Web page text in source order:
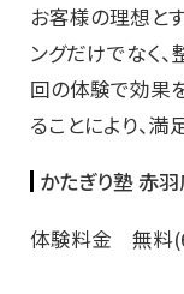
お客様の理想と
ングだけでなく、
回の体験で効果
ることにより、満
かたぎり塾 赤
体験料金 無料